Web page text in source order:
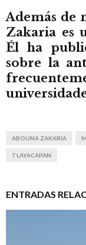
Además de
Zakaria es
Él ha
sobre la
ABOUNA ZAKARIA
TLAYACAPAN
ENTRADAS